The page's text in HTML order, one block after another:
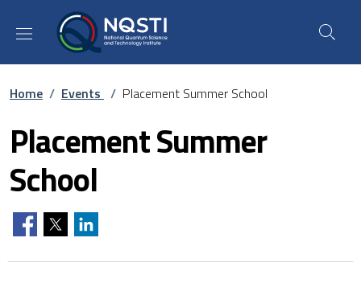
Skip to main content
Skip to footer content
Breadcrumb
Home / Events / Placement Summer School
Placement Summer
School